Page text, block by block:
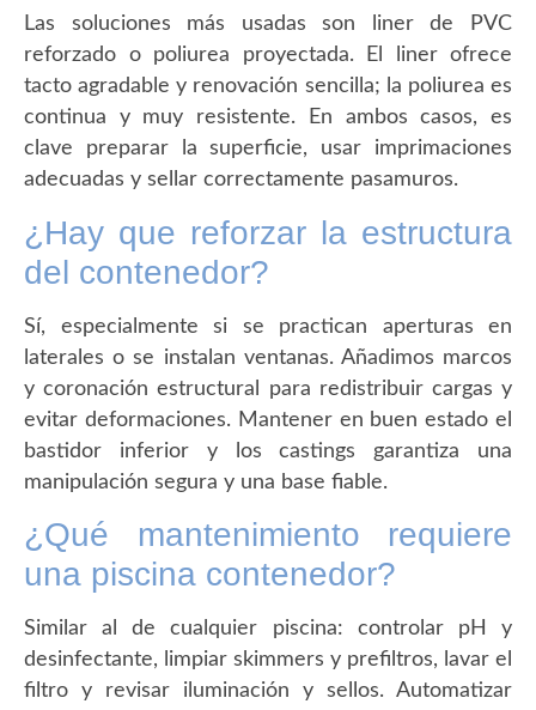
Las soluciones más usadas son liner de PVC
reforzado o poliurea proyectada. El liner ofrece
tacto agradable y renovación sencilla; la poliurea es
continua y muy resistente. En ambos casos, es
clave preparar la superficie, usar imprimaciones
adecuadas y sellar correctamente pasamuros.
¿Hay que reforzar la estructura
del contenedor?
Sí, especialmente si se practican aperturas en
laterales o se instalan ventanas. Añadimos marcos
y coronación estructural para redistribuir cargas y
evitar deformaciones. Mantener en buen estado el
bastidor inferior y los castings garantiza una
manipulación segura y una base fiable.
¿Qué mantenimiento requiere
una piscina contenedor?
Similar al de cualquier piscina: controlar pH y
desinfectante, limpiar skimmers y prefiltros, lavar el
filtro y revisar iluminación y sellos. Automatizar